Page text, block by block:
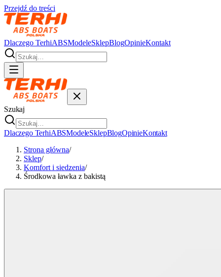
Przejdź do treści
Dlaczego TerhiABSModeleSklepBlogOpinieKontakt
Szukaj
Dlaczego TerhiABSModeleSklepBlogOpinieKontakt
Strona główna/
Sklep/
Komfort i siedzenia/
Środkowa ławka z bakistą